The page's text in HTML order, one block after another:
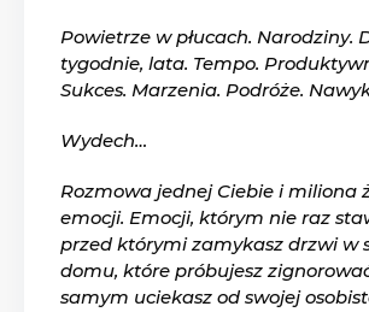
Powietrze w płucach. Narodziny.
tygodnie, lata. Tempo.
Sukces. Marzenia. Podróże.
Wydech…
Rozmowa jednej Ciebie i miliona
emocji. Emocji, którym nie raz
przed którymi zamykasz drzwi w
domu, które próbujesz
samym uciekasz od swojej